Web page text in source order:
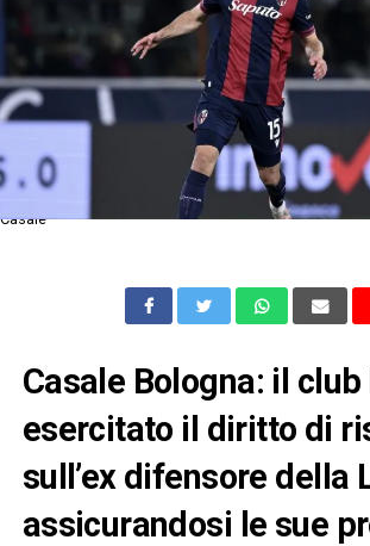
Casale
Casale Bologna: il club
esercitato il diritto di
sull’ex difensore della
assicurandosi le sue